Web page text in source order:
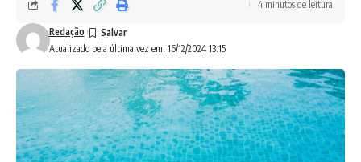
Atualizado pela última vez em: 16/12/2024 13:15
Redação
4 minutos de leitura